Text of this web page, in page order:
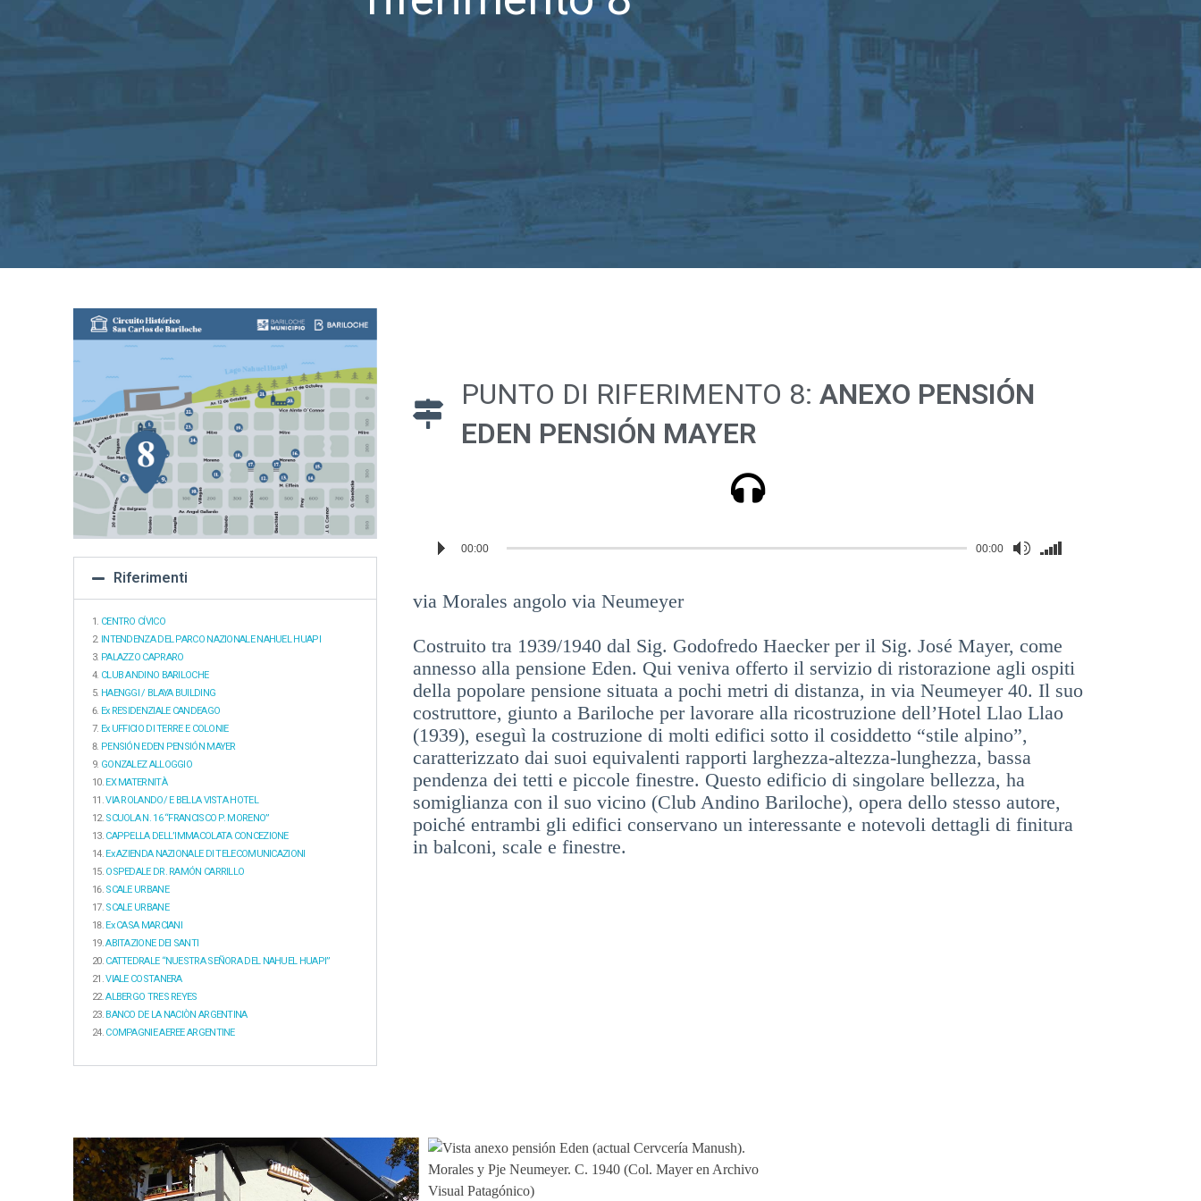
Riferimenti
CENTRO CÍVICO
INTENDENZA DEL PARCO NAZIONALE NAHUEL HUAPI
PALAZZO CAPRARO
CLUB ANDINO BARILOCHE
HAENGGI / BLAYA BUILDING
Ex RESIDENZIALE CANDEAGO
Ex UFFICIO DI TERRE E COLONIE
PENSIÓN EDEN PENSIÓN MAYER
GONZALEZ ALLOGGIO
EX MATERNITÀ
VIA ROLANDO/ E BELLA VISTA HOTEL
SCUOLA N. 16 “FRANCISCO P. MORENO”
CAPPELLA DELL’IMMACOLATA CONCEZIONE
Ex AZIENDA NAZIONALE DI TELECOMUNICAZIONI
OSPEDALE DR. RAMÓN CARRILLO
SCALE URBANE
SCALE URBANE
Ex CASA MARCIANI
ABITAZIONE DEI SANTI
CATTEDRALE “NUESTRA SEÑORA DEL NAHUEL HUAPI”
VIALE COSTANERA
ALBERGO TRES REYES
BANCO DE LA NACIÒN ARGENTINA
COMPAGNIE AEREE ARGENTINE
PUNTO DI RIFERIMENTO 8: ANEXO PENSIÓN
EDEN PENSIÓN MAYER
Reproductor
00:00 00:00
Utiliza
las
arriba/abajo
para
aumentar
o
via Morales angolo via Neumeyer
Costruito tra 1939/1940 dal Sig. Godofredo Haecker per il Sig. José Mayer, come
annesso alla pensione Eden. Qui veniva offerto il servizio di ristorazione agli ospiti
della popolare pensione situata a pochi metri di distanza, in via Neumeyer 40. Il suo
costruttore, giunto a Bariloche per lavorare alla ricostruzione dell’Hotel Llao Llao
(1939), eseguì la costruzione di molti edifici sotto il cosiddetto “stile alpino”,
caratterizzato dai suoi equivalenti rapporti larghezza-altezza-lunghezza, bassa
pendenza dei tetti e piccole finestre. Questo edificio di singolare bellezza, ha
somiglianza con il suo vicino (Club Andino Bariloche), opera dello stesso autore,
poiché entrambi gli edifici conservano un interessante e notevoli dettagli di finitura
in balconi, scale e finestre.